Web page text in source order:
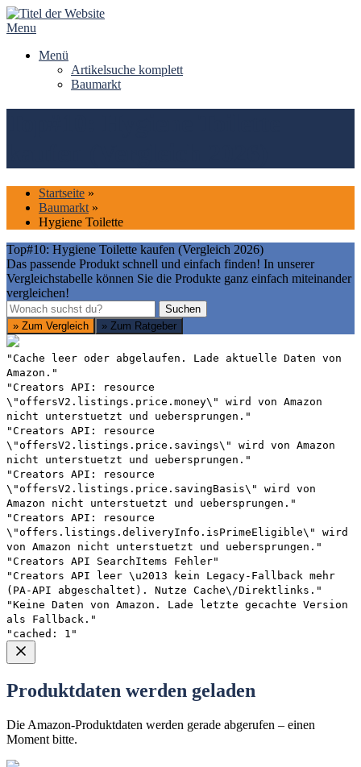
Skip
to
Menu
Menü
Artikelsuche komplett
Baumarkt
Startseite »
Baumarkt »
Hygiene Toilette
Top#10: Hygiene Toilette kaufen (Vergleich 2026)
Das passende Produkt schnell und einfach finden! In unserer
Vergleichstabelle können Sie die Produkte ganz einfach miteinander
vergleichen!
Suchen
Suchen
» Zum Vergleich
» Zum Ratgeber
"Cache leer oder abgelaufen. Lade aktuelle Daten von
Amazon."
"Creators API: resource
\"offersV2.listings.price.money\" wird von Amazon
nicht unterstuetzt und uebersprungen."
"Creators API: resource
\"offersV2.listings.price.savings\" wird von Amazon
nicht unterstuetzt und uebersprungen."
"Creators API: resource
\"offersV2.listings.price.savingBasis\" wird von
Amazon nicht unterstuetzt und uebersprungen."
"Creators API: resource
\"offers.listings.deliveryInfo.isPrimeEligible\" wird
von Amazon nicht unterstuetzt und uebersprungen."
"Creators API SearchItems Fehler"
"Creators API leer \u2013 kein Legacy-Fallback mehr
(PA-API abgeschaltet). Nutze Cache\/Direktlinks."
"Keine Daten von Amazon. Lade letzte gecachte Version
als Fallback."
"cached: 1"
Produktdaten werden geladen
Die Amazon-Produktdaten werden gerade abgerufen – einen
Moment bitte.